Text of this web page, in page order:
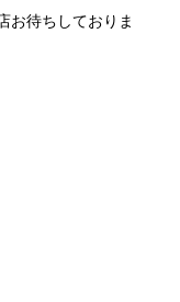
お待ちしておりま